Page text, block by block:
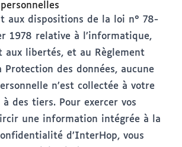
aux dispositions de la loi n° 78-
1978 relative à l’informatique,
aux libertés, et au Règlement
Protection des données, aucune
n’est collectée à votre
à des tiers. Pour exercer vos
une information intégrée à la
d’InterHop, vous